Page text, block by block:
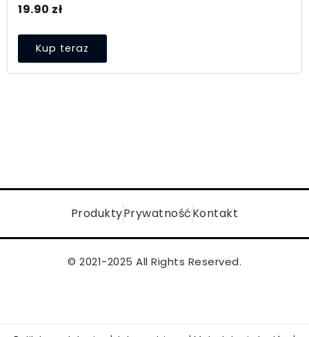
19.90 zł
Kup teraz
ProduktyPrywatnośćKontakt
© 2021-2025 All Rights Reserved.